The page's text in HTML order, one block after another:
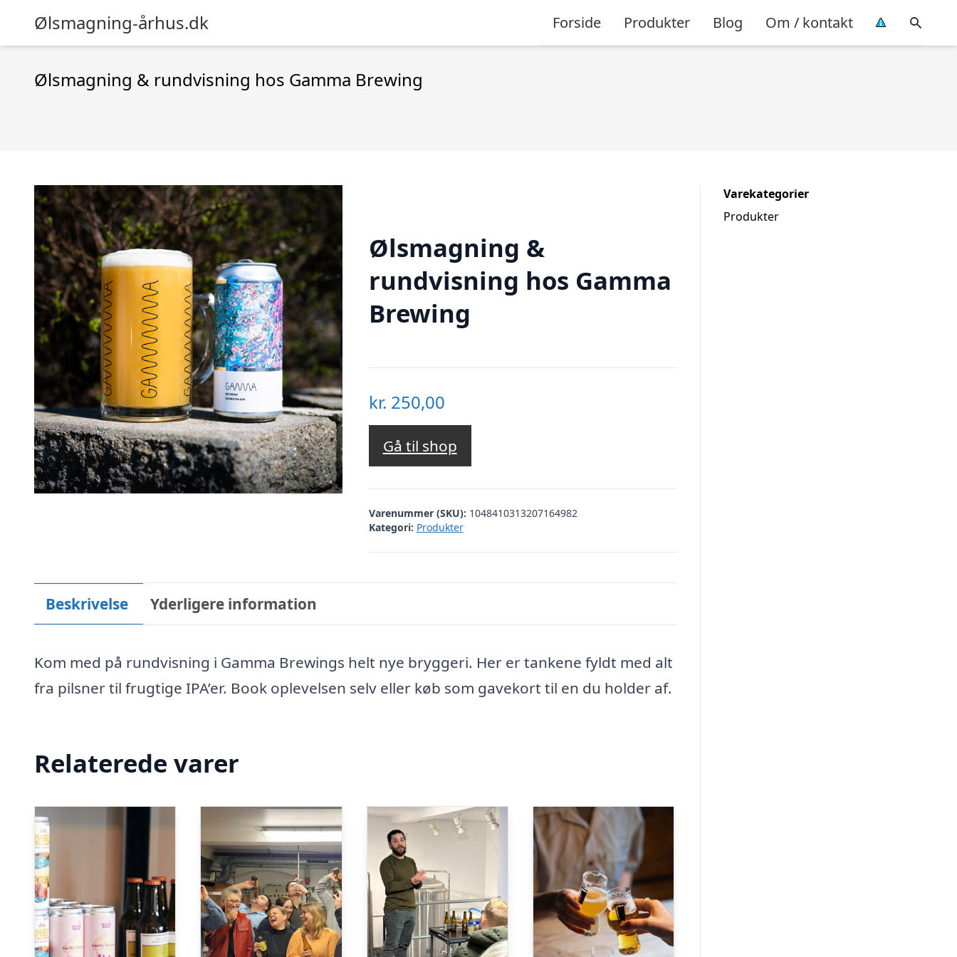
Ølsmagning-århus.dk Forside Produkter Blog Om / kontakt
Ølsmagning & rundvisning hos Gamma Brewing
Ølsmagning &
rundvisning hos Gamma
Brewing
kr. 250,00
Gå til shop
Varenummer (SKU): 1048410313207164982
Kategori: Produkter
Beskrivelse Yderligere information
Kom med på rundvisning i Gamma Brewings helt nye bryggeri. Her er tankene fyldt med alt
fra pilsner til frugtige IPA’er. Book oplevelsen selv eller køb som gavekort til en du holder af.
Relaterede varer
Varekategorier
Produkter